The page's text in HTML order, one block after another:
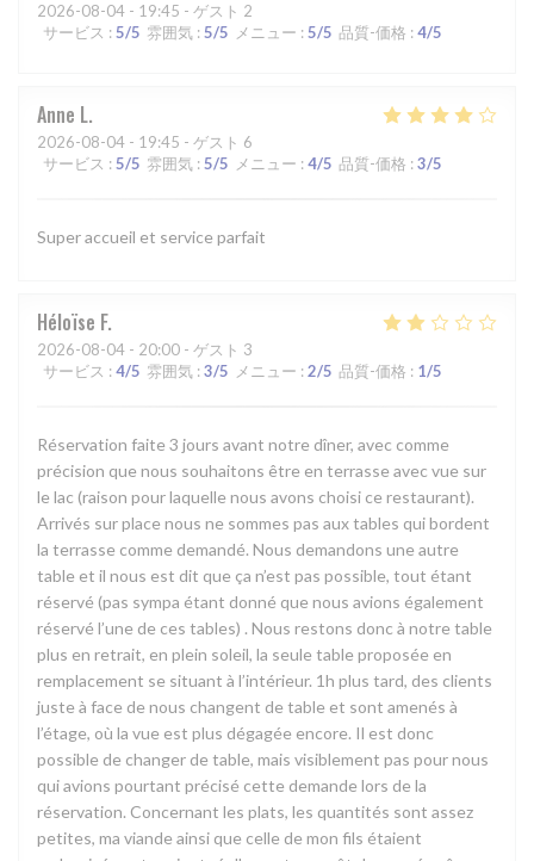
2026-08-04 - 19:45 - ゲスト 2
サービス : 5/5 雰囲気 : 5/5 メニュー : 5/5 品質-価格 : 4/5
Anne L
2026-08-04 - 19:45 - ゲスト 6
サービス : 5/5 雰囲気 : 5/5 メニュー : 4/5 品質-価格 : 3/5
Super accueil et service parfait
Héloïse F
2026-08-04 - 20:00 - ゲスト 3
サービス : 4/5 雰囲気 : 3/5 メニュー : 2/5 品質-価格 : 1/5
Réservation faite 3 jours avant notre dîner, avec comme
précision que nous souhaitons être en terrasse avec vue sur
le lac (raison pour laquelle nous avons choisi ce restaurant).
Arrivés sur place nous ne sommes pas aux tables qui bordent
la terrasse comme demandé. Nous demandons une autre
table et il nous est dit que ça n’est pas possible, tout étant
réservé (pas sympa étant donné que nous avions également
réservé l’une de ces tables) . Nous restons donc à notre table
plus en retrait, en plein soleil, la seule table proposée en
remplacement se situant à l’intérieur. 1h plus tard, des clients
juste à face de nous changent de table et sont amenés à
l’étage, où la vue est plus dégagée encore. Il est donc
possible de changer de table, mais visiblement pas pour nous
qui avions pourtant précisé cette demande lors de la
réservation. Concernant les plats, les quantités sont assez
petites, ma viande ainsi que celle de mon fils étaient